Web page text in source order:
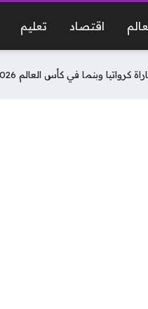
اقتصاد تعليم
وبنما في كأس العالم 2026